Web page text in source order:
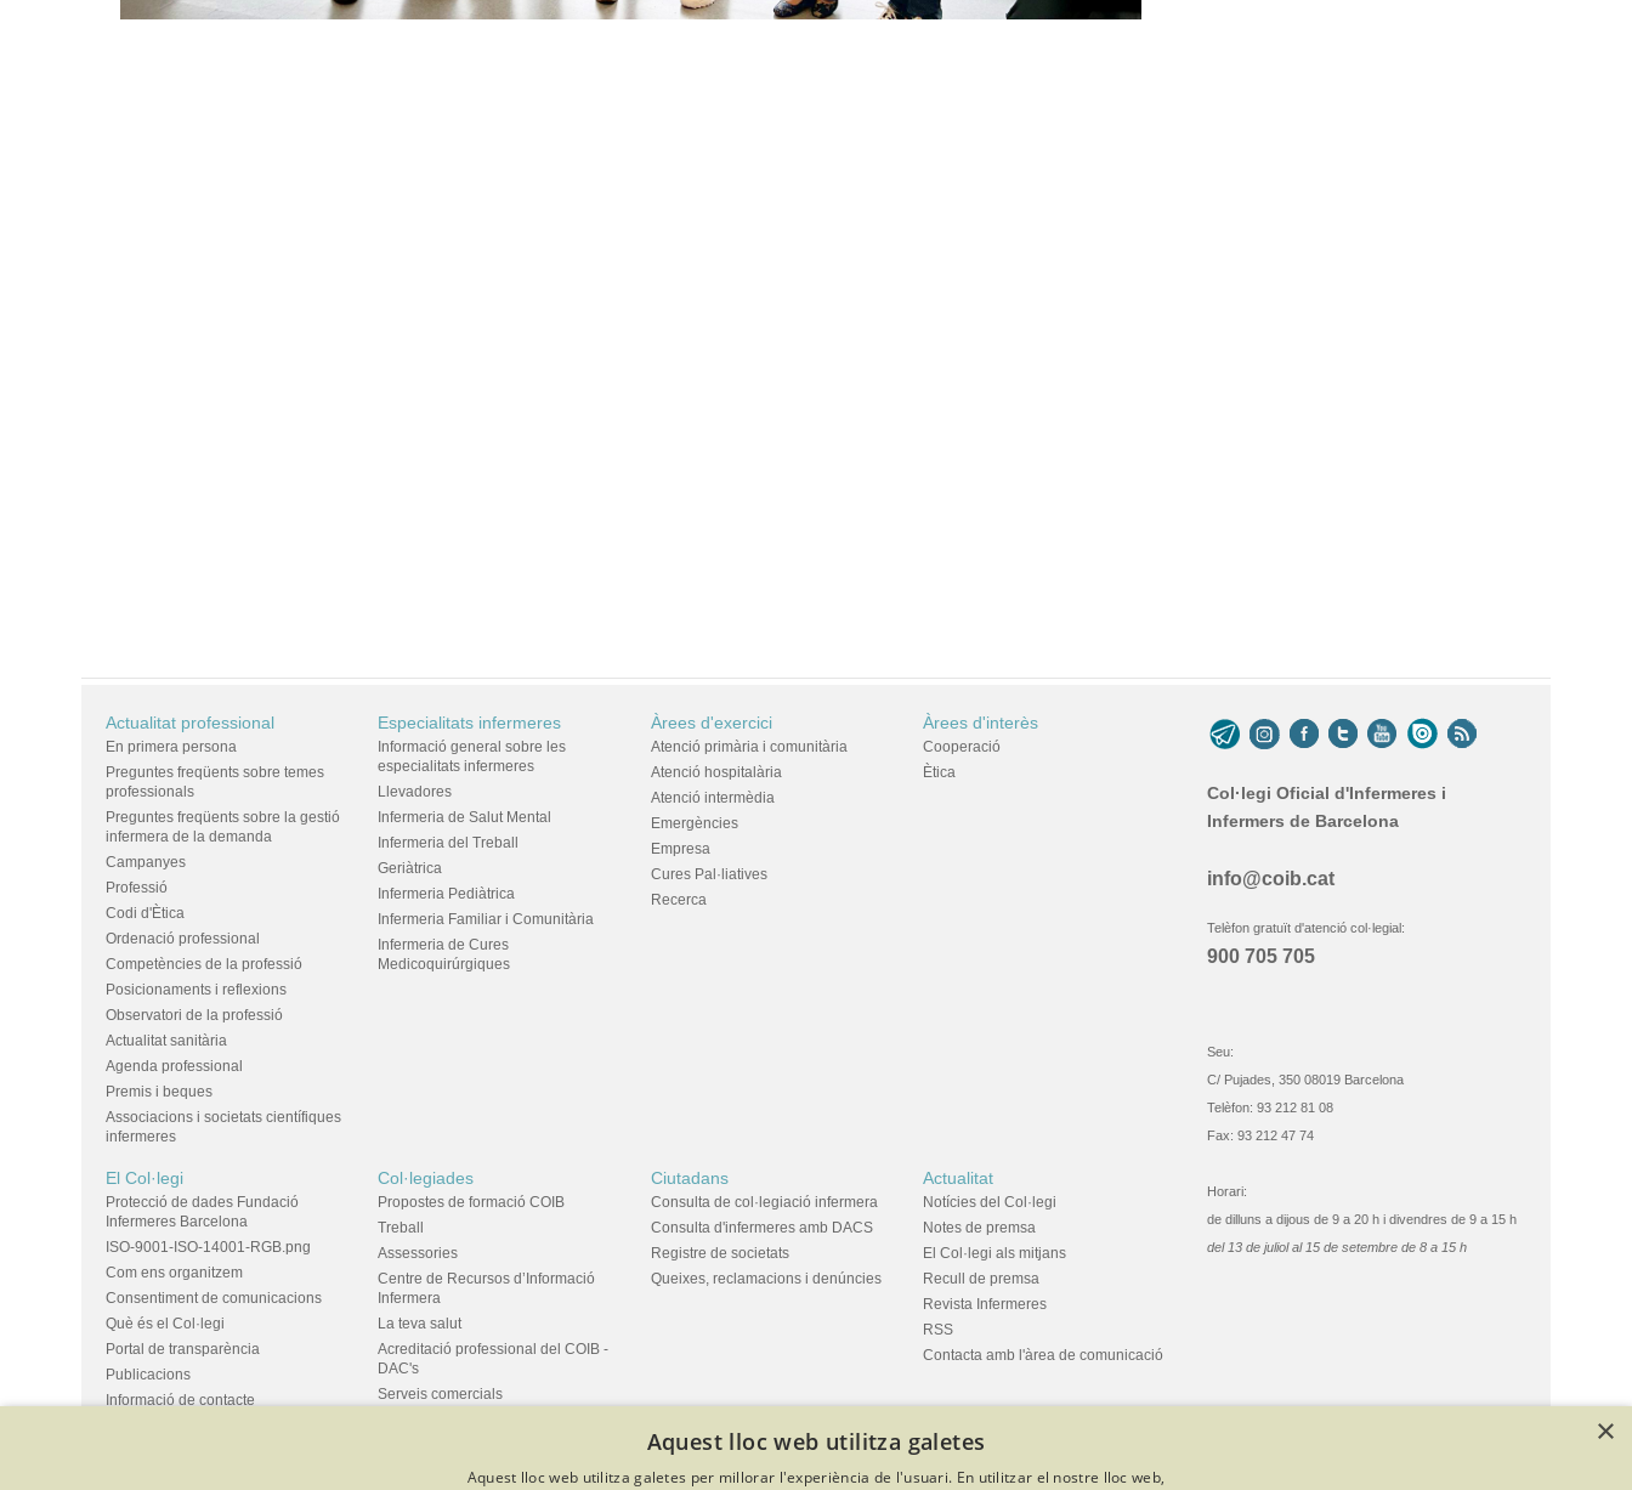
Actualitat professional
En primera persona
Preguntes freqüents sobre temes
professionals
Preguntes freqüents sobre la gestió
infermera de la demanda
Campanyes
Professió
Codi d'Ètica
Ordenació professional
Competències de la professió
Posicionaments i reflexions
Observatori de la professió
Actualitat sanitària
Agenda professional
Premis i beques
Associacions i societats científiques
infermeres
Especialitats infermeres
Informació general sobre les
especialitats infermeres
Llevadores
Infermeria de Salut Mental
Infermeria del Treball
Geriàtrica
Infermeria Pediàtrica
Infermeria Familiar i Comunitària
Infermeria de Cures
Medicoquirúrgiques
Àrees d'exercici
Atenció primària i comunitària
Atenció hospitalària
Atenció intermèdia
Emergències
Empresa
Cures Pal·liatives
Recerca
Àrees d'interès
Cooperació
Ètica
El Col·legi
Protecció de dades Fundació
Infermeres Barcelona
ISO-9001-ISO-14001-RGB.png
Com ens organitzem
Consentiment de comunicacions
Què és el Col·legi
Portal de transparència
Publicacions
Informació de contacte
Col·legiades
Propostes de formació COIB
Treball
Assessories
Centre de Recursos d’Informació
Infermera
La teva salut
Acreditació professional del COIB -
DAC's
Serveis comercials
Ciutadans
Consulta de col·legiació infermera
Consulta d'infermeres amb DACS
Registre de societats
Queixes, reclamacions i denúncies
Actualitat
Notícies del Col·legi
Notes de premsa
El Col·legi als mitjans
Recull de premsa
Revista Infermeres
RSS
Contacta amb l'àrea de comunicació
Col·legi Oficial d'Infermeres i
Infermers de Barcelona
info@coib.cat
Telèfon gratuït d'atenció col·legial:
900 705 705
Seu:
C/ Pujades, 350 08019 Barcelona
Telèfon: 93 212 81 08
Fax: 93 212 47 74
Horari:
de dilluns a dijous de 9 a 20 h i divendres de 9 a 15 h
del 13 de juliol al 15 de setembre de 8 a 15 h
×
Aquest lloc web utilitza galetes
Aquest lloc web utilitza galetes per millorar l'experiència de l'usuari. En utilitzar el nostre lloc web,